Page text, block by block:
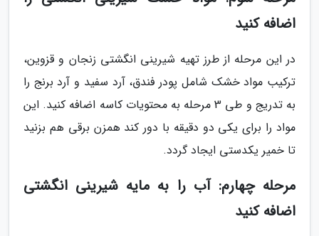
اضافه کنید
در این مرحله از طرز تهیه شیرینی انگشتی زنجان و قزوین،
ترکیب مواد خشک شامل پودر فندق، آرد سفید و آرد برنج را
به تدریج و طی 3 مرحله به محتویات کاسه اضافه کنید. این
مواد را برای یکی دو دقیقه با دور کند همزن برقی هم بزنید
تا خمیر یکدستی ایجاد گردد.
مرحله چهارم: آب را به مایه شیرینی انگشتی
اضافه کنید